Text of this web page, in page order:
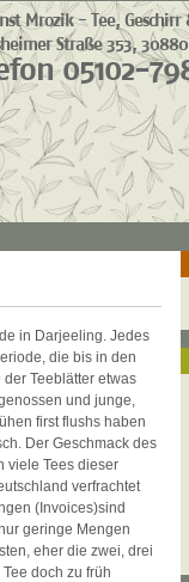
in Darjeeling. Jedes
die bis in den
Teeblätter etwas
und junge,
first flushs haben
Der Geschmack des
viele Tees dieser
verfrachtet
(Invoices)sind
geringe Mengen
eher die zwei, drei
doch zu früh